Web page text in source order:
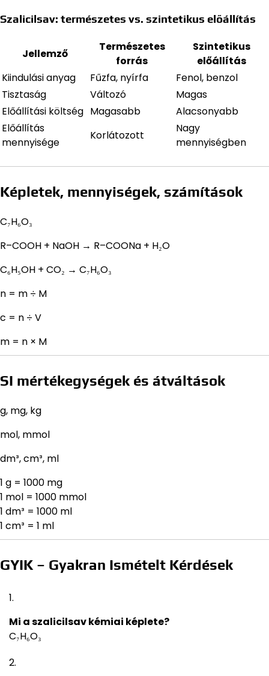
Szalicilsav: természetes vs. szintetikus előállítás
Jellemző
Természetes
forrás
Szintetikus
előállítás
Kiindulási anyag
Fűzfa, nyírfa
Fenol, benzol
Tisztaság
Változó
Magas
Előállítási költség Magasabb
Alacsonyabb
Előállítás
mennyisége
Korlátozott
Nagy
mennyiségben
Képletek, mennyiségek, számítások
C₇H₆O₃
R–COOH + NaOH → R–COONa + H₂O
C₆H₅OH + CO₂ → C₇H₆O₃
n = m ÷ M
c = n ÷ V
m = n × M
SI mértékegységek és átváltások
g, mg, kg
mol, mmol
dm³, cm³, ml
1 g = 1000 mg
1 mol = 1000 mmol
1 dm³ = 1000 ml
1 cm³ = 1 ml
GYIK – Gyakran Ismételt Kérdések
Mi a szalicilsav kémiai képlete?
C₇H₆O₃